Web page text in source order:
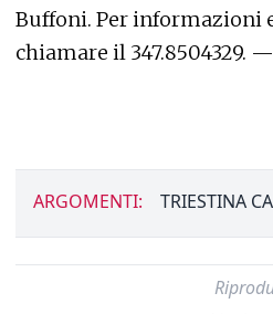
Buffoni. Per informazioni
chiamare il 347.8504329. —
ARGOMENTI: TRIESTINA